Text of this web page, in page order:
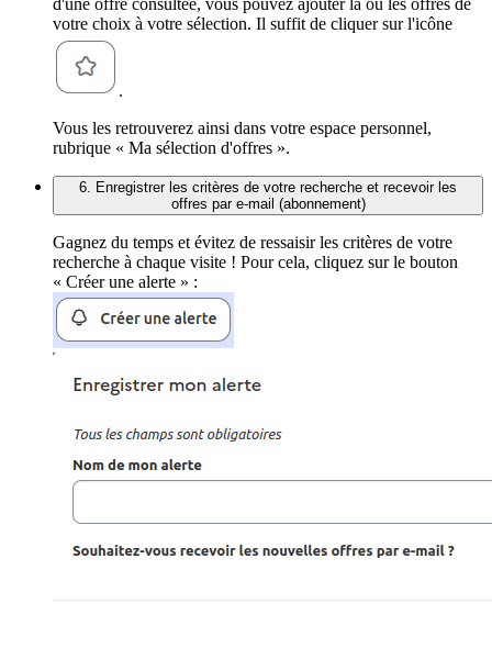
votre choix à votre sélection. Il suffit de cliquer sur l'icône
.
Vous les retrouverez ainsi dans votre espace personnel,
rubrique « Ma sélection d'offres ».
6. Enregistrer les critères de votre recherche et recevoir les
offres par e-mail (abonnement)
Gagnez du temps et évitez de ressaisir les critères de votre
recherche à chaque visite ! Pour cela, cliquez sur le bouton
« Créer une alerte » :